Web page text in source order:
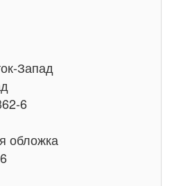
Запад
6
обложка